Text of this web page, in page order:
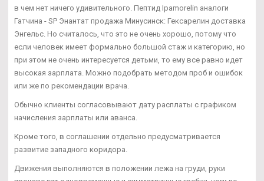
в чем нет ничего удивительного. Пептид Ipamorelin аналоги
Гатчина - SP Энантат продажа Минусинск: Гексарелин доставка
Энгельс. Но считалось, что это не очень хорошо, потому что
если человек имеет формально большой стаж и категорию, но
при этом не очень интересуется детьми, то ему все равно идет
высокая зарплата. Можно подобрать методом проб и ошибок
или же по рекомендации врача.
Обычно клиенты согласовывают дату расплаты с графиком
начисления зарплаты или аванса.
Кроме того, в соглашении отдельно предусматривается
развитие западного коридора.
Движения выполняются в положении лежа на груди, руки